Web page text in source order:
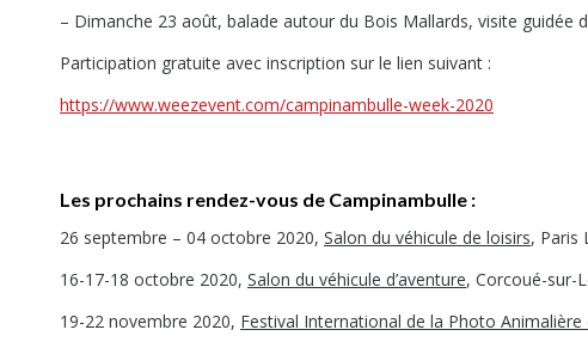
– Dimanche 23 août, balade autour du Bois Mallards, visite guidée
Participation gratuite avec inscription sur le lien suivant :
https://www.weezevent.com/campinambulle-week-2020
Les prochains rendez-vous de Campinambulle :
26 septembre – 04 octobre 2020, Salon du véhicule de loisirs, Paris
16-17-18 octobre 2020, Salon du véhicule d’aventure, Corcoué-sur-
19-22 novembre 2020, Festival International de la Photo